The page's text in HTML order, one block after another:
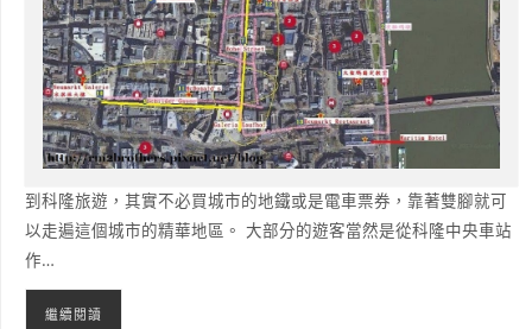
到科隆旅遊，其實不必買城市的地鐵或是電車票券，靠著雙腳就可
以走遍這個城市的精華地區。 大部分的遊客當然是從科隆中央車站
作…
繼續閱讀